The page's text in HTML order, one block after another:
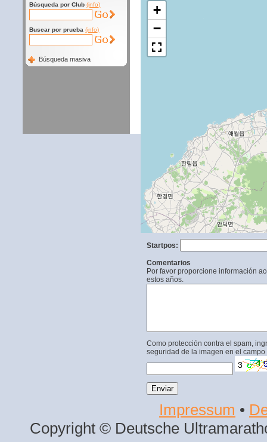
Búsqueda por Club (info)
Buscar por prueba (info)
Búsqueda masiva
+
−
Startpos:
Comentarios
Por favor proporcione información
estos años.
Como protección contra el spam,
seguridad de la imagen en el campo
Impressum •
Copyright © Deutsche